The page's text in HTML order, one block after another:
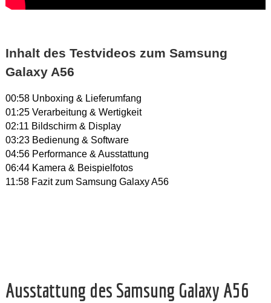
Inhalt des Testvideos zum Samsung
Galaxy A56
00:58 Unboxing & Lieferumfang
01:25 Verarbeitung & Wertigkeit
02:11 Bildschirm & Display
03:23 Bedienung & Software
04:56 Performance & Ausstattung
06:44 Kamera & Beispielfotos
11:58 Fazit zum Samsung Galaxy A56
Ausstattung des Samsung Galaxy A56